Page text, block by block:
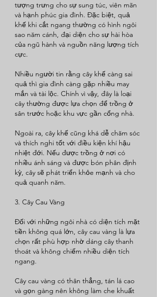
tượng trưng cho sự sung túc, viên mãn
và hạnh phúc gia đình. Đặc biệt, quả
khế khi cắt ngang thường có hình ngôi
sao năm cánh, đại diện cho sự hài hòa
của ngũ hành và nguồn năng lượng tích
cực.
Nhiều người tin rằng cây khế càng sai
quả thì gia đình càng gặp nhiều may
mắn và tài lộc. Chính vì vậy, đây là loại
cây thường được lựa chọn để trồng ở
sân trước hoặc khu vực gần cổng nhà.
Ngoài ra, cây khế cũng khá dễ chăm sóc
và thích nghi tốt với điều kiện khí hậu
nhiệt đới. Nếu được trồng ở nơi có
nhiều ánh sáng và được bón phân định
kỳ, cây sẽ phát triển khỏe mạnh và cho
quả quanh năm.
3. Cây Cau Vàng
Đối với những ngôi nhà có diện tích mặt
tiền không quá lớn, cây cau vàng là lựa
chọn rất phù hợp nhờ dáng cây thanh
thoát và không chiếm nhiều diện tích
ngang.
Cây cau vàng có thân thẳng, tán lá cao
và gọn gàng nên không làm che khuất